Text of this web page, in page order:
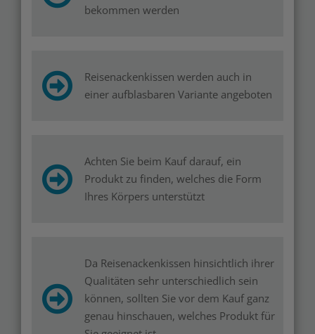
bekommen werden
Reisenackenkissen werden auch in
einer aufblasbaren Variante angeboten
Achten Sie beim Kauf darauf, ein
Produkt zu finden, welches die Form
Ihres Körpers unterstützt
Da Reisenackenkissen hinsichtlich ihrer
Qualitäten sehr unterschiedlich sein
können, sollten Sie vor dem Kauf ganz
genau hinschauen, welches Produkt für